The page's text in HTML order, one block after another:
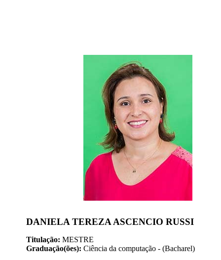
DANIELA TEREZA ASCENCIO RUSSI
Titulação: MESTRE
Graduação(ões): Ciência da computação - (Bacharel)